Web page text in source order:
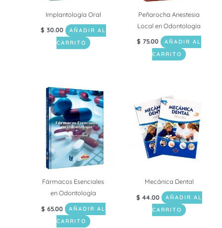
Implantología Oral
$ 30.00
AÑADIR AL
CARRITO
Peñarocha Anestesia
Local en Odontología
$ 75.00
AÑADIR AL
CARRITO
Fármacos Esenciales
en Odontología
$ 65.00
AÑADIR AL
CARRITO
Mecánica Dental
$ 44.00
AÑADIR AL
CARRITO